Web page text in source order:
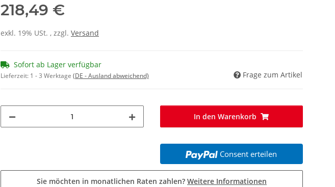
218,49 €
exkl. 19% USt. , zzgl. Versand
Sofort ab Lager verfügbar
Lieferzeit: 1 - 3 Werktage (DE - Ausland abweichend) Frage zum Artikel
In den Warenkorb
Consent erteilen
Sie möchten in monatlichen Raten zahlen? Weitere Informationen